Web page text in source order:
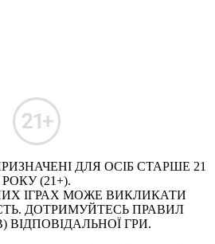
ДЛЯ ОСІБ СТАРШЕ 21
РОКУ (21+).
ІГРАХ МОЖЕ ВИКЛИКАТИ
ДОТРИМУЙТЕСЬ ПРАВИЛ
ВІДПОВІДАЛЬНОЇ ГРИ.